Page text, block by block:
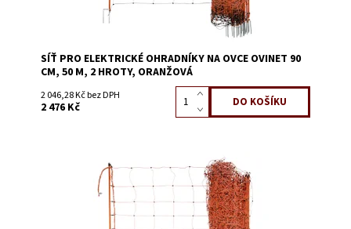
SÍŤ PRO ELEKTRICKÉ OHRADNÍKY NA OVCE OVINET 90
CM, 50 M, 2 HROTY, ORANŽOVÁ
2 046,28 Kč bez DPH
2 476 Kč
Dostupnost:
Skladem 4
3639B